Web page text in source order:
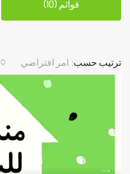
قوائم (10)
ترتيب حسب: امر افتراضي